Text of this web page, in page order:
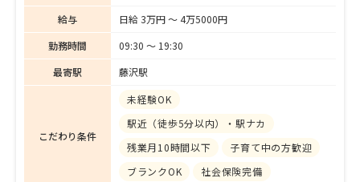
給与
日給 3万円 〜 4万5000円
勤務時間
09:30 〜 19:30
最寄駅
藤沢駅
こだわり条件
未経験OK
駅近（徒歩5分以内）・駅ナカ
残業月10時間以下
子育て中の方歓迎
ブランクOK
社会保険完備